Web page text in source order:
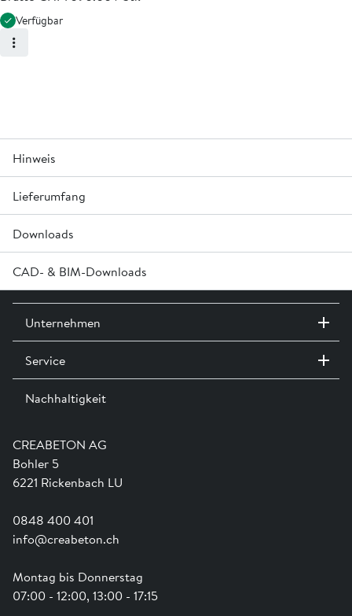
Verfügbar
Hinweis
Ringbiegezugfestigkeit 6.0 N/mm
Lieferumfang
Inkl. Kugelkopftraganker LK 1.3
Downloads
A0000 Versetzhinweise für Abwasserleitungssysteme »
CAD- & BIM-Downloads
Melden Sie sich an oder erstellen Sie in Login um Zugriff auf die
CAD- & BIM-Daten zu erhalten
Anmelden
CREABETON AG
Bohler 5
6221 Rickenbach LU
0848 400 401
info@creabeton.ch
Montag bis Donnerstag
07:00 - 12:00, 13:00 - 17:15
Unternehmen
Kontakt / Standorte
Ausstellungen
Team
Ausbildung
Service
Dienstleistungen
Shop Hilfe
Anwendungsunterstützung
Newsletter
Nachhaltigkeit
Engagement
Swissness
Schwammstadt